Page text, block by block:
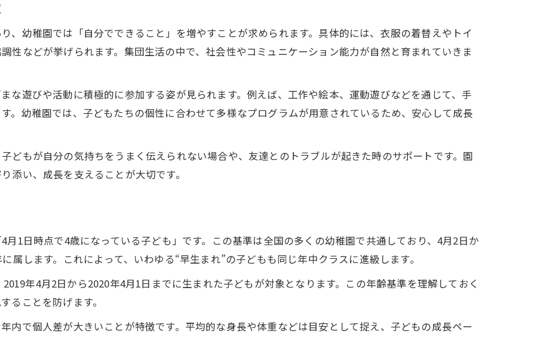
年少と年中の幼稚園生活はここが違う
幼稚園年中と年少の成長目安を比較しよう
年少・年中どちらが合うか選ぶポイント
幼稚園年中の特徴から見る適切な入園時期
幼稚園年中の平均身長と体格の目安を解説
年中さんの制服サイズや選び方のポイント
幼稚園年中でよくあるサイズの悩みと解決策
年中さんの発達と家庭でのサポート方法
幼稚園年中の発達段階に合う家庭サポート術
年中児が伸びる家庭での声かけと関わり方
、幼稚園では「自分でできること」を増やすことが求められます。具体的には、衣服の着替えやトイ
性などが挙げられます。集団生活の中で、社会性やコミュニケーション能力が自然と育まれていきま
な遊びや活動に積極的に参加する姿が見られます。例えば、工作や絵本、運動遊びなどを通じて、手
。幼稚園では、子どもたちの個性に合わせて多様なプログラムが用意されているため、安心して成長
どもが自分の気持ちをうまく伝えられない場合や、友達とのトラブルが起きた時のサポートです。園
添い、成長を支えることが大切です。
1日時点で4歳になっている子ども」です。この基準は全国の多くの幼稚園で共通しており、4月2日か
属します。これによって、いわゆる“早生まれ”の子どもも同じ年中クラスに進級します。
年4月2日から2020年4月1日までに生まれた子どもが対象となります。この年齢基準を理解しておく
ることを防げます。
内で個人差が大きいことが特徴です。平均的な身長や体重などは目安として捉え、子どもの成長ペー
ご予約はこちら
ご予約はこちら